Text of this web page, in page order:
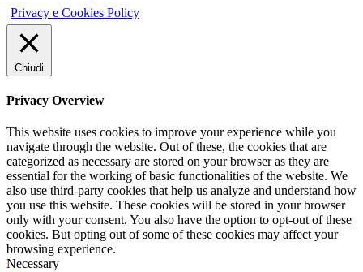
Privacy e Cookies Policy
Chiudi
Privacy Overview
This website uses cookies to improve your experience while you
navigate through the website. Out of these, the cookies that are
categorized as necessary are stored on your browser as they are
essential for the working of basic functionalities of the website. We
also use third-party cookies that help us analyze and understand how
you use this website. These cookies will be stored in your browser
only with your consent. You also have the option to opt-out of these
cookies. But opting out of some of these cookies may affect your
browsing experience.
Necessary